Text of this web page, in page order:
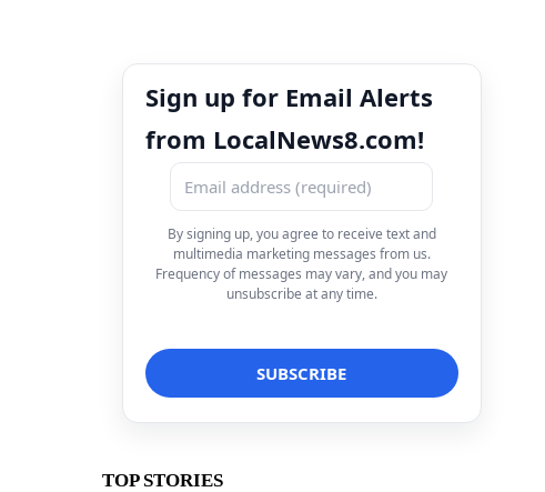
Sign up for Email Alerts
from LocalNews8.com!
By signing up, you agree to receive text and
multimedia marketing messages from us.
Frequency of messages may vary, and you may
unsubscribe at any time.
TOP STORIES